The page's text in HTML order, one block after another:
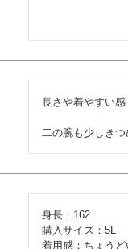
長さや着やすい感
二の腕も少しきつ
身長：162
購入サイズ：5L
着用感：ちょうど